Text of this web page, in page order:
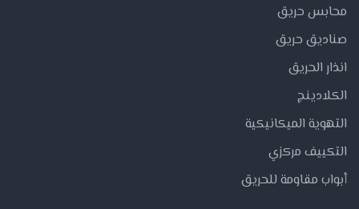
محابس حريق
صناديق حريق
انذار الحريق
الكلادينج
التهوية الميكانيكية
التكييف مركزي
أبواب مقاومة للحريق